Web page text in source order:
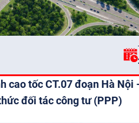
cao tốc CT.07 đoạn Hà Nội
đối tác công tư (PPP)